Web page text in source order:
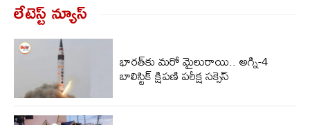
లేటెస్ట్ న్యూస్‌
భారత్‌కు మరో మైలురాయి.. అగ్ని-4
బాలిస్టిక్ క్షిపణి పరీక్ష సక్సెస్